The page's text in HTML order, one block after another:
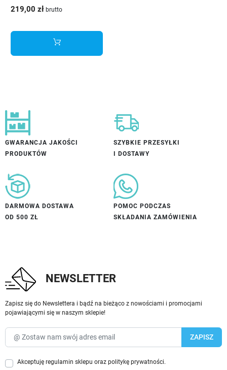
219,00 zł brutto
GWARANCJA JAKOŚCI
PRODUKTÓW
SZYBKIE PRZESYŁKI
I DOSTAWY
DARMOWA DOSTAWA
OD 500 ZŁ
POMOC PODCZAS
SKŁADANIA ZAMÓWIENIA
NEWSLETTER
Zapisz się do Newslettera i bądź na bieżąco z nowościami i promocjami
pojawiającymi się w naszym sklepie!
Akceptuję regulamin sklepu oraz politykę prywatności.